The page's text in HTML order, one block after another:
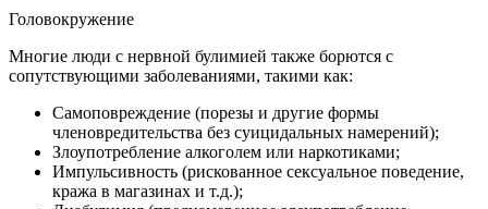
Головокружение
Многие люди с нервной булимией также борются с
сопутствующими заболеваниями, такими как:
Самоповреждение (порезы и другие формы
членовредительства без суицидальных намерений);
Злоупотребление алкоголем или наркотиками;
Импульсивность (рискованное сексуальное поведение,
кража в магазинах и т.д.);